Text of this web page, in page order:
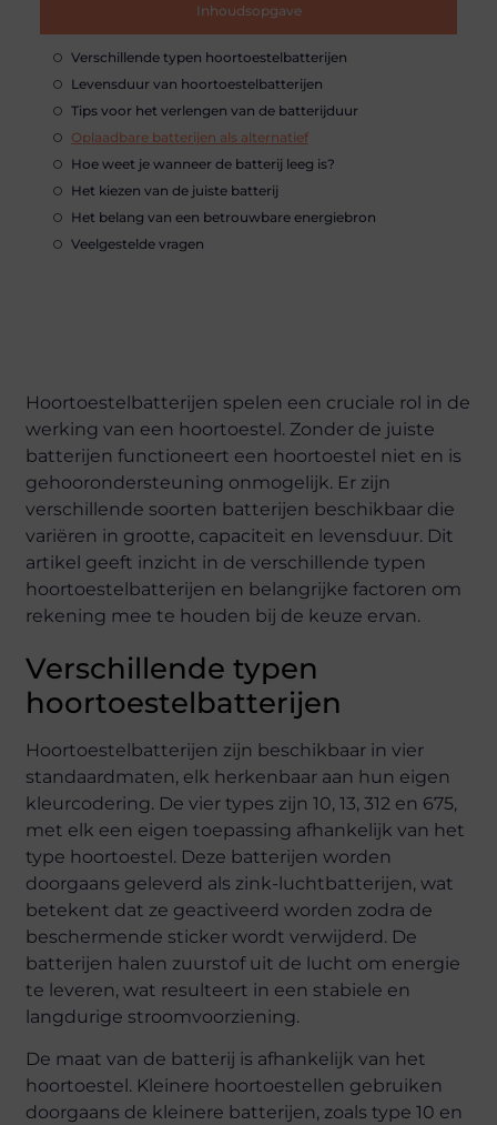
Inhoudsopgave
Verschillende typen hoortoestelbatterijen
Levensduur van hoortoestelbatterijen
Tips voor het verlengen van de batterijduur
Oplaadbare batterijen als alternatief
Hoe weet je wanneer de batterij leeg is?
Het kiezen van de juiste batterij
Het belang van een betrouwbare energiebron
Veelgestelde vragen
Hoortoestelbatterijen spelen een cruciale rol in de
werking van een hoortoestel. Zonder de juiste
batterijen functioneert een hoortoestel niet en is
gehoorondersteuning onmogelijk. Er zijn
verschillende soorten batterijen beschikbaar die
variëren in grootte, capaciteit en levensduur. Dit
artikel geeft inzicht in de verschillende typen
hoortoestelbatterijen en belangrijke factoren om
rekening mee te houden bij de keuze ervan.
Verschillende typen
hoortoestelbatterijen
Hoortoestelbatterijen zijn beschikbaar in vier
standaardmaten, elk herkenbaar aan hun eigen
kleurcodering. De vier types zijn 10, 13, 312 en 675,
met elk een eigen toepassing afhankelijk van het
type hoortoestel. Deze batterijen worden
doorgaans geleverd als zink-luchtbatterijen, wat
betekent dat ze geactiveerd worden zodra de
beschermende sticker wordt verwijderd. De
batterijen halen zuurstof uit de lucht om energie
te leveren, wat resulteert in een stabiele en
langdurige stroomvoorziening.
De maat van de batterij is afhankelijk van het
hoortoestel. Kleinere hoortoestellen gebruiken
doorgaans de kleinere batterijen, zoals type 10 en